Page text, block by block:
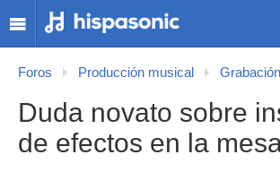
Foros Producción musical
Duda novato sobre
de efectos en la